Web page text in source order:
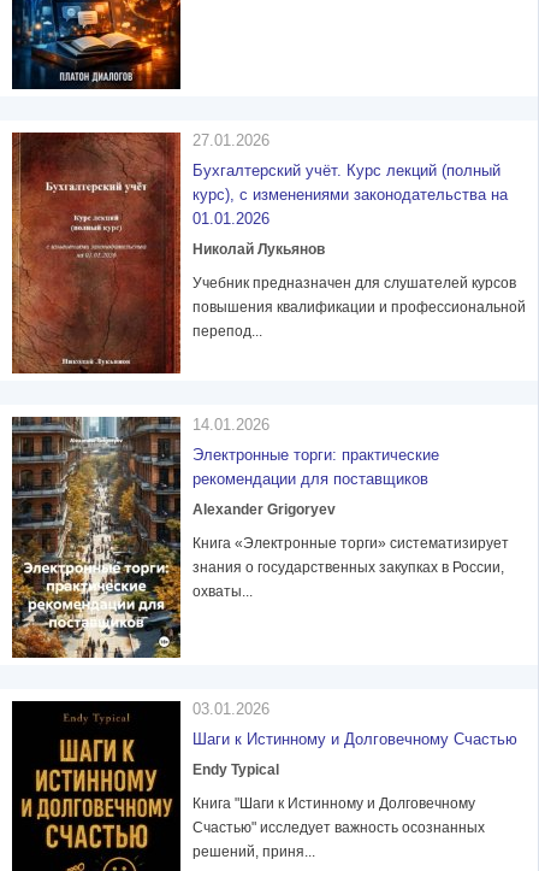
27.01.2026
Бухгалтерский учёт. Курс лекций (полный
курс), с изменениями законодательства на
01.01.2026
Николай Лукьянов
Учебник предназначен для слушателей курсов
повышения квалификации и профессиональной
перепод...
14.01.2026
Электронные торги: практические
рекомендации для поставщиков
Alexander Grigoryev
Книга «Электронные торги» систематизирует
знания о государственных закупках в России,
охваты...
03.01.2026
Шаги к Истинному и Долговечному Счастью
Endy Typical
Книга "Шаги к Истинному и Долговечному
Счастью" исследует важность осознанных
решений, приня...